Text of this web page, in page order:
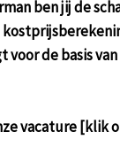
ben jij de
voor de basis
vacature [klik